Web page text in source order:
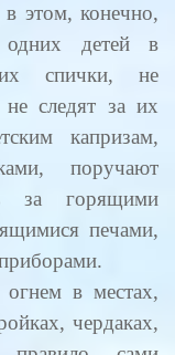
этом, конечно,
одних детей в
спички, не
не следят за их
капризам,
поручают
за горящими
печами,
в местах,
чердаках,